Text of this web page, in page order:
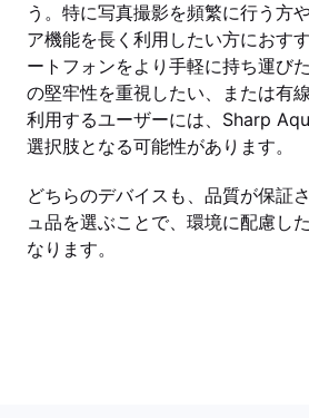
う。特に写真撮影を頻繁に行う方
ア機能を長く利用したい方におす
ートフォンをより手軽に持ち運び
の堅牢性を重視したい、または有
利用するユーザーには、Sharp
選択肢となる可能性があります。
どちらのデバイスも、品質が保証
ュ品を選ぶことで、環境に配慮し
なります。